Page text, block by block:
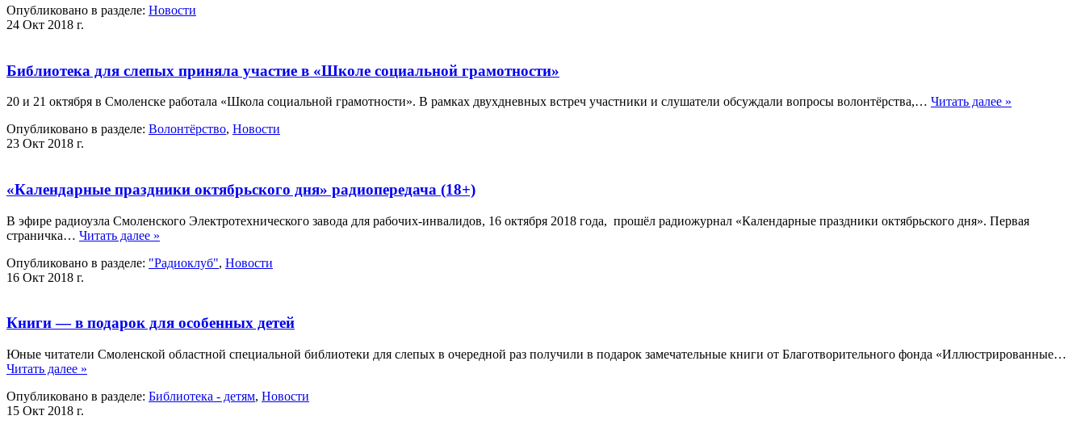
Опубликовано в разделе: Новости
24 Окт 2018 г.
Библиотека для слепых приняла участие в «Школе социальной грамотности»
20 и 21 октября в Смоленске работала «Школа социальной грамотности». В рамках двухдневных встреч участники и слушатели обсуждали вопросы волонтёрства,… Читать далее »
Опубликовано в разделе: Волонтёрство, Новости
23 Окт 2018 г.
«Календарные праздники октябрьского дня» радиопередача (18+)
В эфире радиоузла Смоленского Электротехнического завода для рабочих-инвалидов, 16 октября 2018 года, прошёл радиожурнал «Календарные праздники октябрьского дня». Первая
страничка… Читать далее »
Опубликовано в разделе: "Радиоклуб", Новости
16 Окт 2018 г.
Книги — в подарок для особенных детей
Юные читатели Смоленской областной специальной библиотеки для слепых в очередной раз получили в подарок замечательные книги от Благотворительного фонда «Иллюстрированные…
Читать далее »
Опубликовано в разделе: Библиотека - детям, Новости
15 Окт 2018 г.